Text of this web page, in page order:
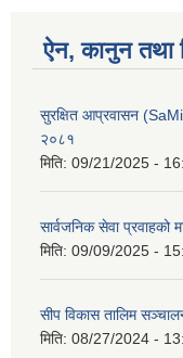
ऐन, कानुन तथा
सुरक्षित आप्रवासन
२०८१
मिति: 09/21/2025 -
सार्वजनिक सेवा प्रवाहको
मिति: 09/09/2025 -
सीप विकास तालिम
मिति: 08/27/2024 -